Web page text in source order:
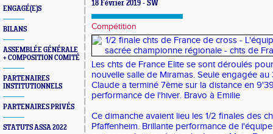
ENGAGÉ(E)S
BILANS
ASSEMBLÉE GÉNÉRALE
+ COMPOSITION COMITÉ
PARTENAIRES
INSTITUTIONNELS
PARTENAIRES PRIVÉS
STATUTS ASSA 2022
18 Février 2019 - SW
Compétition
Les chts de France Elite se sont déroulés
nouvelle salle de Miramas. Seule engagée
Claude a terminé 7ème sur la distance en
performance de l'hiver. Bravo à Emilie
Ce dimanche avaient lieu les 1/2 finales des
Pfaffenheim. Brillante performance de